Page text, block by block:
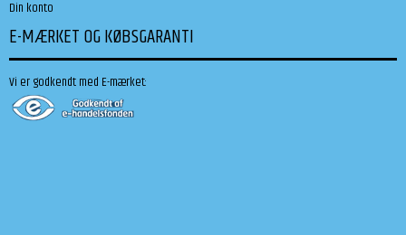
Din konto
E-MÆRKET OG KØBSGARANTI
Vi er godkendt med E-mærket: